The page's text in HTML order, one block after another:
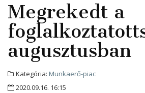
Megrekedt a
augusztusban
Kategória: Munkaerő-piac
2020.09.16. 16:15